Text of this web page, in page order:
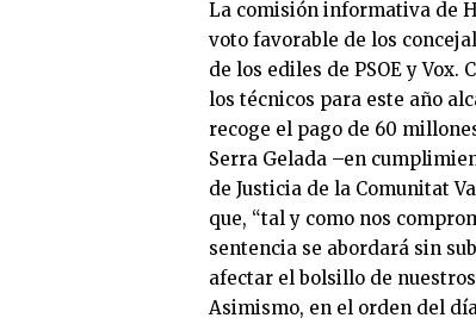
La comisión informativa de
voto favorable de los
de los ediles de PSOE y
los técnicos para este año
recoge el pago de 60
Serra Gelada –en
de Justicia de la Comunitat
que, “tal y como nos
sentencia se abordará sin
afectar el bolsillo de nuestros
Asimismo, en el orden del